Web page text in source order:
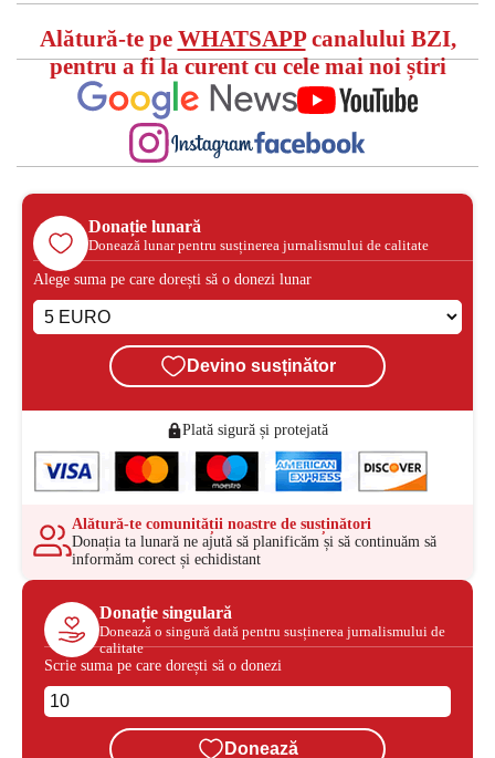
Alătură-te pe WHATSAPPcanalului BZI,
pentru a fi la curent cu cele mai noi știri
Donație lunară
Donează lunar pentru susținerea jurnalismului de calitate
Alege suma pe care dorești să o donezi lunar
Devino susținător
Plată sigură și protejată
Alătură-te comunității noastre de susținători
Donația ta lunară ne ajută să planificăm și să continuăm să
informăm corect și echidistant
Donație singulară
Donează o singură dată pentru susținerea jurnalismului de
calitate
Scrie suma pe care dorești să o donezi
Donează